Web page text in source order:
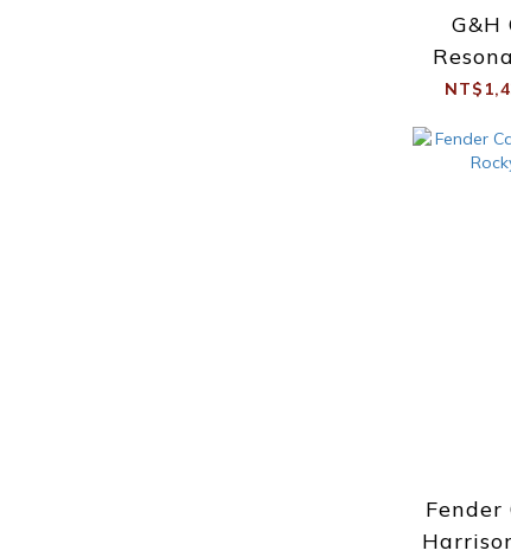
G&H
線 木
Fender